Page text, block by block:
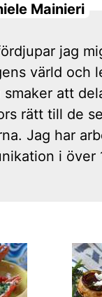
Mainieri
jag
värld och
att
rätt till de
Jag har
i över